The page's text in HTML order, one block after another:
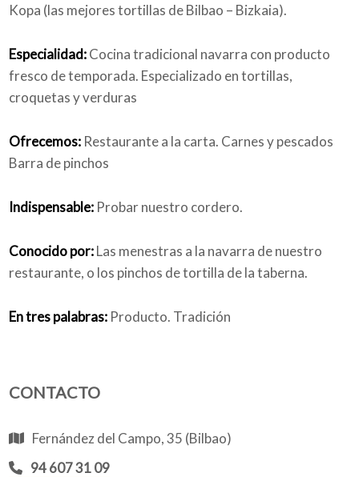
Blog
Añade tu negocio
Kopa (las mejores tortillas de Bilbao – Bizkaia).
Especialidad:Cocina tradicional navarra con producto
fresco de temporada. Especializado en tortillas,
croquetas y verduras
Ofrecemos: Restaurante a la carta. Carnes y pescados
Barra de pinchos
Indispensable: Probar nuestro cordero.
Conocido por:Las menestras a la navarra de nuestro
restaurante, o los pinchos de tortilla de la taberna.
En tres palabras: Producto. Tradición
CONTACTO
Fernández del Campo, 35 (Bilbao)
94 607 31 09